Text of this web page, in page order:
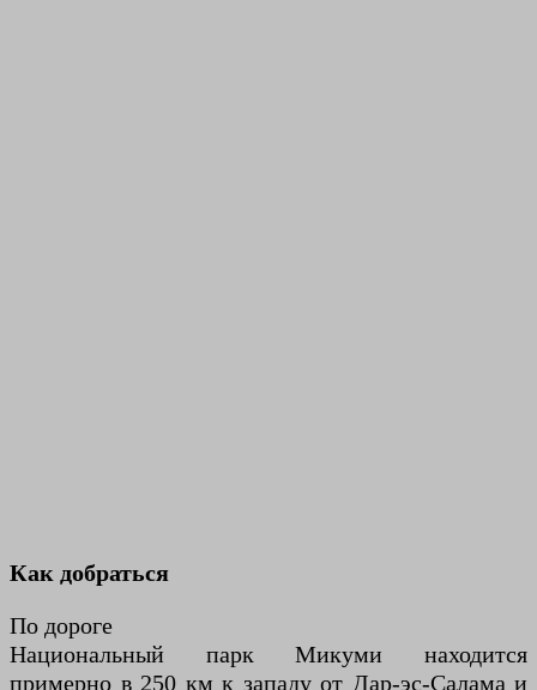
Как добраться
По дороге
Национальный парк Микуми находится
примерно в 250 км к западу от Дар-эс-Салама и